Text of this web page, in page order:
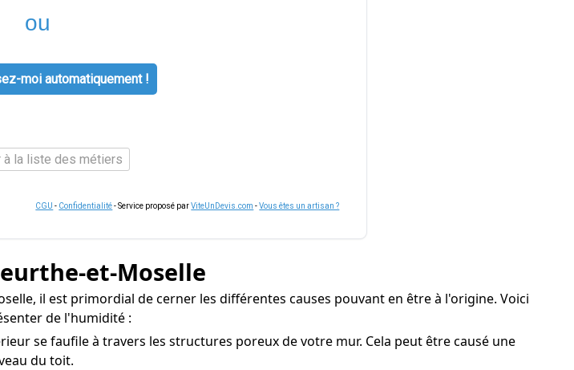
ou
moi automatiquement !
à la liste des métiers
CGU - Confidentialité- Service proposé parViteUnDevis.com -Vous êtes un artisan ?
et-Moselle
il est primordial de cerner les différentes causes pouvant en être à l'origine. Voici
de l'humidité :
se faufile à travers les structures poreux de votre mur. Cela peut être causé une
du toit.